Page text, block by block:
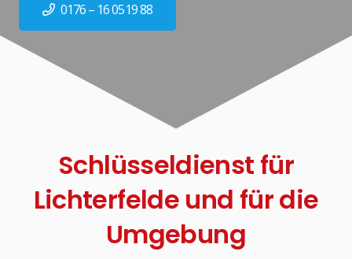
0176 – 16 0519 88
Schlüsseldienst für
Lichterfelde und für die
Umgebung